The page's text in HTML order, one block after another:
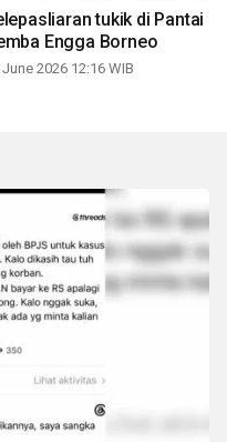
tukik di Pantai
Engga Borneo
June 2026 12:16 WIB